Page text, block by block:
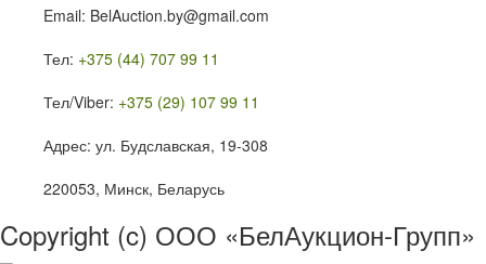
Email: BelAuction.by@gmail.com
Тел: +375 (44) 707 99 11
Тел/Viber: +375 (29) 107 99 11
Адрес: ул. Будславская, 19-308
220053, Минск, Беларусь
Copyright (c) ООО «БелАукцион-Групп»